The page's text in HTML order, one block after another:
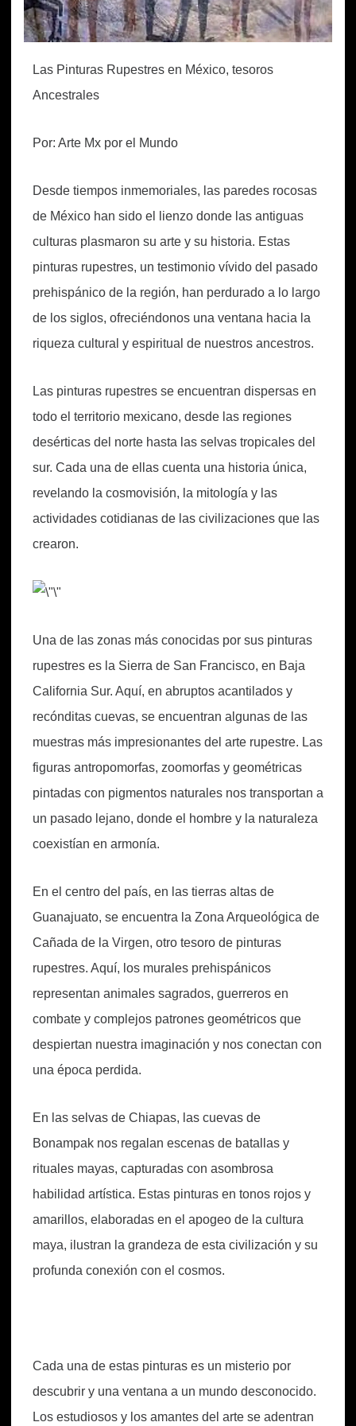
Las Pinturas Rupestres en México, tesoros
Ancestrales
Por: Arte Mx por el Mundo
Desde tiempos inmemoriales, las paredes rocosas
de México han sido el lienzo donde las antiguas
culturas plasmaron su arte y su historia. Estas
pinturas rupestres, un testimonio vívido del pasado
prehispánico de la región, han perdurado a lo largo
de los siglos, ofreciéndonos una ventana hacia la
riqueza cultural y espiritual de nuestros ancestros.
Las pinturas rupestres se encuentran dispersas en
todo el territorio mexicano, desde las regiones
desérticas del norte hasta las selvas tropicales del
sur. Cada una de ellas cuenta una historia única,
revelando la cosmovisión, la mitología y las
actividades cotidianas de las civilizaciones que las
crearon.
Una de las zonas más conocidas por sus pinturas
rupestres es la Sierra de San Francisco, en Baja
California Sur. Aquí, en abruptos acantilados y
recónditas cuevas, se encuentran algunas de las
muestras más impresionantes del arte rupestre. Las
figuras antropomorfas, zoomorfas y geométricas
pintadas con pigmentos naturales nos transportan a
un pasado lejano, donde el hombre y la naturaleza
coexistían en armonía.
En el centro del país, en las tierras altas de
Guanajuato, se encuentra la Zona Arqueológica de
Cañada de la Virgen, otro tesoro de pinturas
rupestres. Aquí, los murales prehispánicos
representan animales sagrados, guerreros en
combate y complejos patrones geométricos que
despiertan nuestra imaginación y nos conectan con
una época perdida.
En las selvas de Chiapas, las cuevas de
Bonampak nos regalan escenas de batallas y
rituales mayas, capturadas con asombrosa
habilidad artística. Estas pinturas en tonos rojos y
amarillos, elaboradas en el apogeo de la cultura
maya, ilustran la grandeza de esta civilización y su
profunda conexión con el cosmos.
Cada una de estas pinturas es un misterio por
descubrir y una ventana a un mundo desconocido.
Los estudiosos y los amantes del arte se adentran